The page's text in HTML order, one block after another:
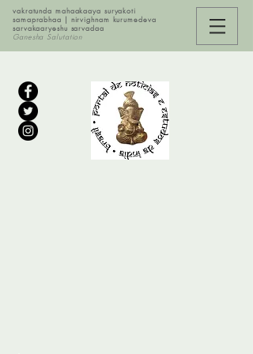
vakratunda mahaakaaya suryakoti
samaprabhaa | nirvighnam kurumedeva
sarvakaaryeshu sarvadaa
Ganesha Salutation